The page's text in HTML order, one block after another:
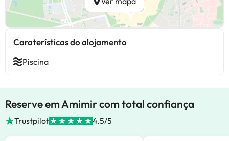
Caraterísticas do alojamento
Piscina
Reserve em Amimir com total confiança
Trustpilot 4.5/5